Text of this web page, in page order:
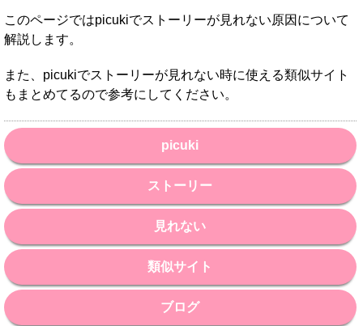
このページではpicukiでストーリーが見れない原因について
解説します。
また、picukiでストーリーが見れない時に使える類似サイト
もまとめてるので参考にしてください。
picuki
ストーリー
見れない
類似サイト
ブログ